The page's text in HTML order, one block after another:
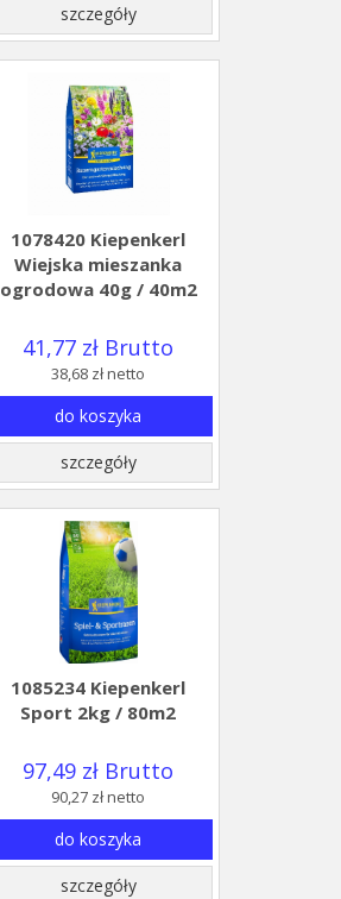
szczegóły
1078420 Kiepenkerl
Wiejska mieszanka
ogrodowa 40g / 40m2
41,77 zł Brutto
38,68 zł netto
do koszyka
szczegóły
1085234 Kiepenkerl
Sport 2kg / 80m2
97,49 zł Brutto
90,27 zł netto
do koszyka
szczegóły